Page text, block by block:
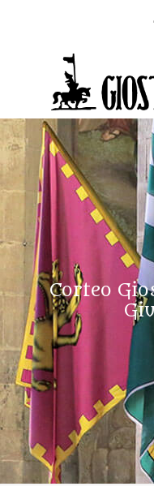
Corteo